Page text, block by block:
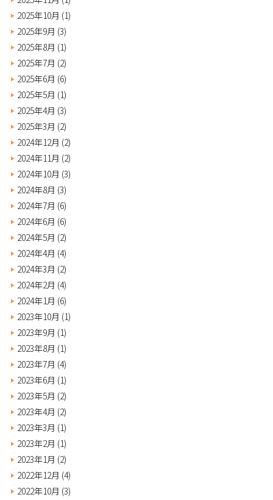
2025年10月 (1)
2025年9月 (3)
2025年8月 (1)
2025年7月 (2)
2025年6月 (6)
2025年5月 (1)
2025年4月 (3)
2025年3月 (2)
2024年12月 (2)
2024年11月 (2)
2024年10月 (3)
2024年8月 (3)
2024年7月 (6)
2024年6月 (6)
2024年5月 (2)
2024年4月 (4)
2024年3月 (2)
2024年2月 (4)
2024年1月 (6)
2023年10月 (1)
2023年9月 (1)
2023年8月 (1)
2023年7月 (4)
2023年6月 (1)
2023年5月 (2)
2023年4月 (2)
2023年3月 (1)
2023年2月 (1)
2023年1月 (2)
2022年12月 (4)
2022年10月 (3)